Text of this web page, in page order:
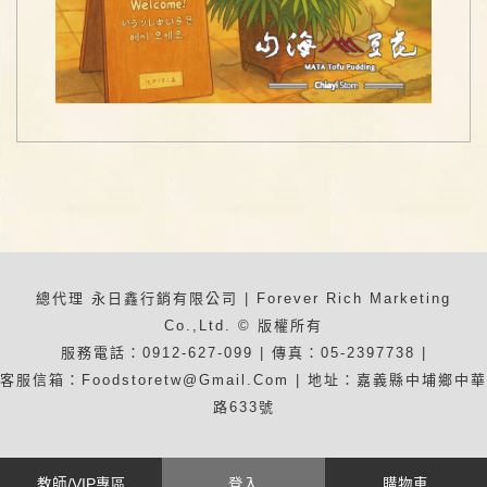
總代理 永日鑫行銷有限公司 | Forever Rich Marketing
Co.,Ltd. © 版權所有
服務電話：0912-627-099 | 傳真：05-2397738 |
客服信箱：foodstoretw@gmail.com | 地址：嘉義縣中埔鄉中華
路633號